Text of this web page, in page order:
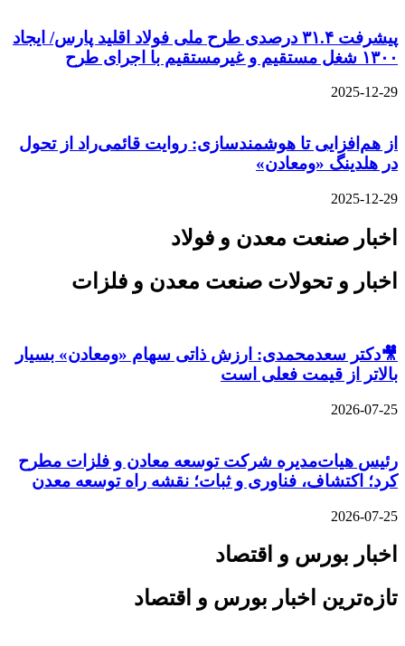
پیشرفت ۳۱.۴ درصدی طرح ملی فولاد اقلید پارس/ ایجاد
۱۳۰۰ شغل مستقیم و غیرمستقیم با اجرای طرح
2025-12-29
از هم‌افزایی تا هوشمندسازی: روایت قائمی‌راد از تحول
در هلدینگ «ومعادن»
2025-12-29
اخبار صنعت معدن و فولاد
اخبار و تحولات صنعت معدن و فلزات
🎥دکتر سعدمحمدی: ارزش ذاتی سهام «ومعادن» بسیار
بالاتر از قیمت فعلی است
2026-07-25
رئیس هیات‌مدیره شرکت توسعه معادن و فلزات مطرح
کرد؛ اکتشاف، فناوری و ثبات؛ نقشه راه توسعه معدن
2026-07-25
اخبار بورس و اقتصاد
تازه‌ترین اخبار بورس و اقتصاد